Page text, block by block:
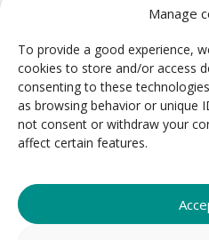
Manage
To provide a good experience,
cookies to store and/or access
consenting to these
as browsing behavior or unique
not consent or withdraw your
affect certain features.
Harmony® NIPT test har utvecklats av Ariosa
Harmony® reagenser och Ariosa cellfritt DNA
är inte avsett att vara den enda basen för
tillsammans med andra kliniska och diagnostiska
bekräftande fosterdiagnostiska tester,
och rådgivning, i förekommande fall. Harmony